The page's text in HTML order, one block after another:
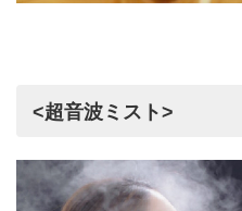
<超音波ミスト>